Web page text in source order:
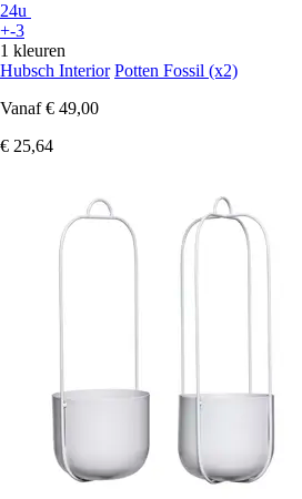
24u
+-3
1 kleuren
Hubsch Interior Potten Fossil (x2)
Vanaf € 49,00
€ 25,64